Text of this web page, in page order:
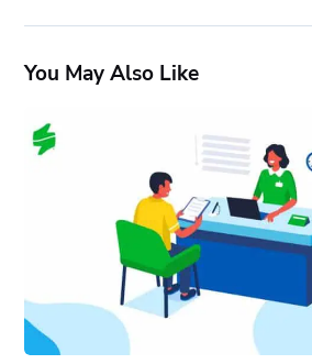
You May Also Like